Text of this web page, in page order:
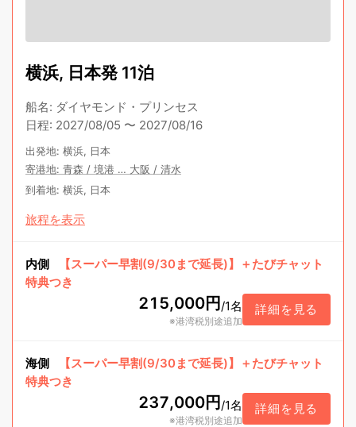
横浜, 日本発 11泊
船名: ダイヤモンド・プリンセス
日程: 2027/08/05 〜 2027/08/16
出発地: 横浜, 日本
寄港地: 青森 / 境港 … 大阪 / 清水
到着地: 横浜, 日本
旅程を表示
内側
【スーパー早割(9/30まで延長)】＋たびチャット
特典つき
215,000円/1名
※港湾税別途追加
詳細を見る
海側
【スーパー早割(9/30まで延長)】＋たびチャット
特典つき
237,000円/1名
※港湾税別途追加
詳細を見る